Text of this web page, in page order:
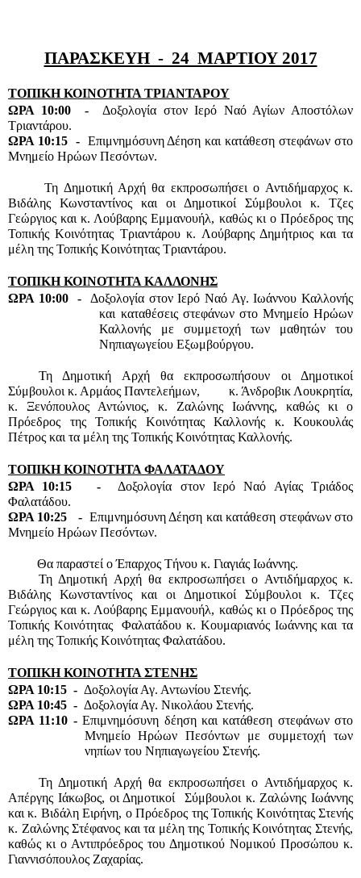
ΠΑΡΑΣΚΕΥΗ  -  24  ΜΑΡΤΙΟΥ 2017
ΤΟΠΙΚΗ ΚΟΙΝΟΤΗΤΑ ΤΡΙΑΝΤΑΡΟΥ
ΩΡΑ 10:00  - Δοξολογία στον Ιερό Ναό Αγίων Αποστόλων
Τριαντάρου.
ΩΡΑ 10:15  - Επιμνημόσυνη Δέηση και κατάθεση στεφάνων στο
Μνημείο Ηρώων Πεσόντων.
Τη Δημοτική Αρχή θα εκπροσωπήσει ο Αντιδήμαρχος κ.
Βιδάλης Κωνσταντίνος και οι Δημοτικοί Σύμβουλοι κ. Τζες
Γεώργιος και κ. Λούβαρης Εμμανουήλ, καθώς κι ο Πρόεδρος της
Τοπικής Κοινότητας Τριαντάρου κ. Λούβαρης Δημήτριος και τα
μέλη της Τοπικής Κοινότητας Τριαντάρου.
ΤΟΠΙΚΗ ΚΟΙΝΟΤΗΤΑ ΚΑΛΛΟΝΗΣ
ΩΡΑ 10:00  - Δοξολογία στον Ιερό Ναό Αγ. Ιωάννου Καλλονής
και καταθέσεις στεφάνων στο Μνημείο Ηρώων
Καλλονής με συμμετοχή των μαθητών του
Νηπιαγωγείου Εξωμβούργου.
Τη Δημοτική Αρχή θα εκπροσωπήσουν οι Δημοτικοί
Σύμβουλοι κ. Αρμάος Παντελεήμων,         κ. Άνδροβικ Λουκρητία,
κ. Ξενόπουλος Αντώνιος, κ. Ζαλώνης Ιωάννης, καθώς κι ο
Πρόεδρος της Τοπικής Κοινότητας Καλλονής κ. Κουκουλάς
Πέτρος και τα μέλη της Τοπικής Κοινότητας Καλλονής.
ΤΟΠΙΚΗ ΚΟΙΝΟΤΗΤΑ ΦΑΛΑΤΑΔΟΥ
ΩΡΑ 10:15   - Δοξολογία στον Ιερό Ναό Αγίας Τριάδος
Φαλατάδου.
ΩΡΑ 10:25   - Επιμνημόσυνη Δέηση και κατάθεση στεφάνων στο
Μνημείο Ηρώων Πεσόντων.
Θα παραστεί ο Έπαρχος Τήνου κ. Γιαγιάς Ιωάννης.
Τη Δημοτική Αρχή θα εκπροσωπήσει ο Αντιδήμαρχος κ.
Βιδάλης Κωνσταντίνος και οι Δημοτικοί Σύμβουλοι κ. Τζες
Γεώργιος και κ. Λούβαρης Εμμανουήλ, καθώς κι ο Πρόεδρος της
Τοπικής Κοινότητας  Φαλατάδου κ. Κουμαριανός Ιωάννης και τα
μέλη της Τοπικής Κοινότητας Φαλατάδου.
ΤΟΠΙΚΗ ΚΟΙΝΟΤΗΤΑ ΣΤΕΝΗΣ
ΩΡΑ 10:15  - Δοξολογία Αγ. Αντωνίου Στενής.
ΩΡΑ 10:45  - Δοξολογία Αγ. Νικολάου Στενής.
ΩΡΑ 11:10 - Επιμνημόσυνη δέηση και κατάθεση στεφάνων στο
Μνημείο Ηρώων Πεσόντων με συμμετοχή των
νηπίων του Νηπιαγωγείου Στενής.
Τη Δημοτική Αρχή θα εκπροσωπήσει ο Αντιδήμαρχος κ.
Απέργης Ιάκωβος, οι Δημοτικοί  Σύμβουλοι κ. Ζαλώνης Ιωάννης
και κ. Βιδάλη Ειρήνη, ο Πρόεδρος της Τοπικής Κοινότητας Στενής
κ. Ζαλώνης Στέφανος και τα μέλη της Τοπικής Κοινότητας Στενής,
καθώς κι ο Αντιπρόεδρος του Δημοτικού Νομικού Προσώπου κ.
Γιαννισόπουλος Ζαχαρίας.